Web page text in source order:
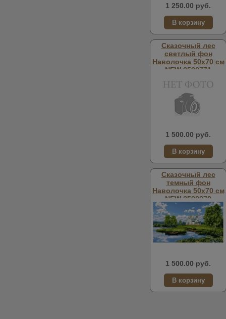
1 250.00 руб.
Сказочный лес
светлый фон
Наволочка 50х70 см
NEW 2520771
1 500.00 руб.
Сказочный лес
темный фон
Наволочка 50х70 см
NEW 2520270
односторонняя
1 500.00 руб.